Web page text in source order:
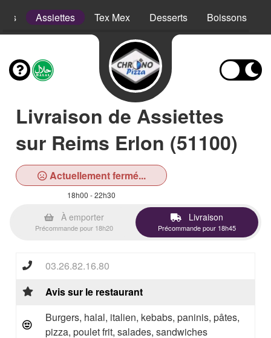
Assiettes Tex Mex Desserts Boissons
Livraison de Assiettes
sur Reims Erlon (51100)
Actuellement fermé...
18h00 - 22h30
À emporter
Précommande pour 18h20
Livraison
Précommande pour 18h45
03.26.82.16.80
Avis sur le restaurant
Burgers, halal, italien, kebabs, paninis, pâtes,
pizza, poulet frit, salades, sandwiches